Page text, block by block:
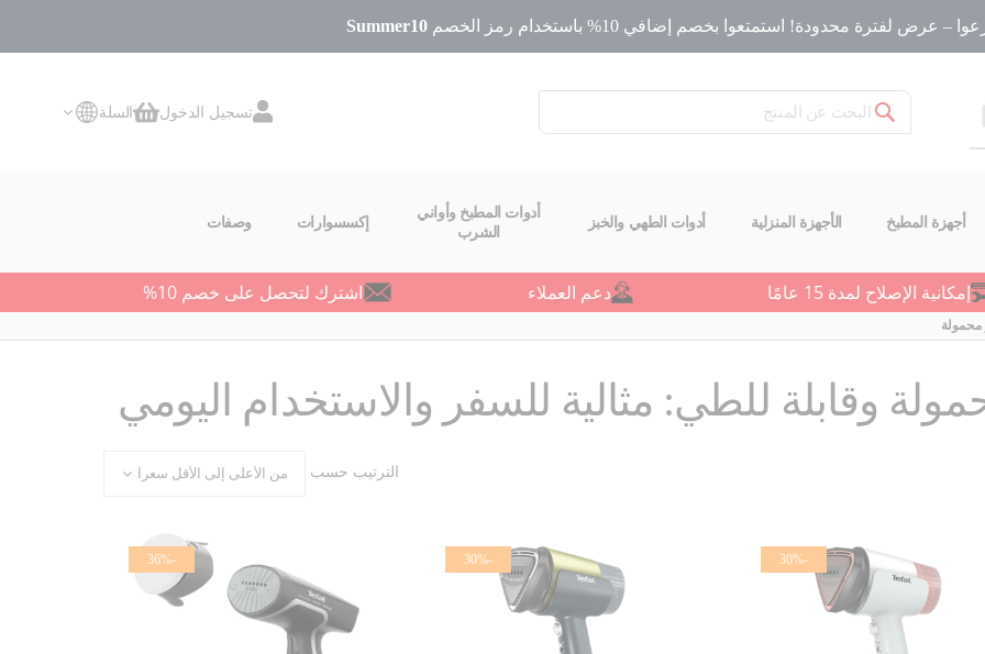
– عرض لفترة محدودة! استمتعوا بخصم إضافي 10% باستخدام رمز الخصم Summer10
بحث
تسجيل الدخولسلة التسوق
السلة
أجهزة المطبخ الأجهزة المنزلية أدوات الطهي والخبز
أدوات المطبخ وأواني
الشرب
إكسسوارات وصفات
إمكانية الإصلاح لمدة 15 عامًا دعم العملاء اشترك لتحصل على خصم 10%
محمولة
وقابلة للطي: مثالية للسفر والاستخدام اليومي
الترتيب حسب
-30%
-30%
-36%